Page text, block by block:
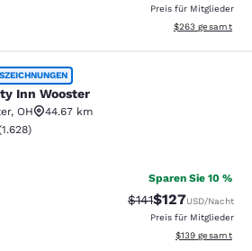
Preis für Mitglieder
Geschätzte
$263 gesamt
Inn Wooster
, OH
44.67 km
Bewertung. Hervorragend. 1628
1.628)
Sparen Sie 10 %
Durchgestrichener
$141Vergünstigter
$127USD/Nacht
Preis für Mitglieder
Geschätzte
$139 gesamt